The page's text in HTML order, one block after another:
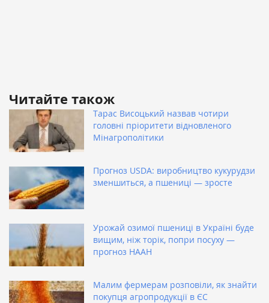
Читайте також
Тарас Висоцький назвав чотири
головні пріоритети відновленого
Мінагрополітики
Прогноз USDA: виробництво кукурудзи
зменшиться, а пшениці — зросте
Урожай озимої пшениці в Україні буде
вищим, ніж торік, попри посуху —
прогноз НААН
Малим фермерам розповіли, як знайти
покупця агропродукції в ЄС